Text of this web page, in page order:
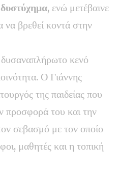
, ενώ μετέβαινε
βρεθεί κοντά στην
κενό
Ο Γιάννης
της παιδείας που
προσφορά του και την
σεβασμό με τον οποίο
μαθητές και η τοπική